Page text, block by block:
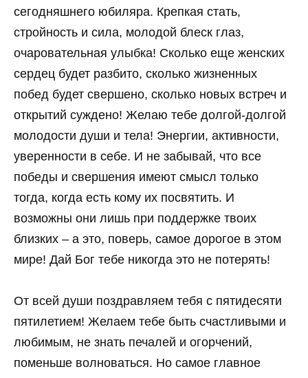
сегодняшнего юбиляра. Крепкая стать,
стройность и сила, молодой блеск глаз,
очаровательная улыбка! Сколько еще женских
сердец будет разбито, сколько жизненных
побед будет свершено, сколько новых встреч и
открытий суждено! Желаю тебе долгой-долгой
молодости души и тела! Энергии, активности,
уверенности в себе. И не забывай, что все
победы и свершения имеют смысл только
тогда, когда есть кому их посвятить. И
возможны они лишь при поддержке твоих
близких – а это, поверь, самое дорогое в этом
мире! Дай Бог тебе никогда это не потерять!
От всей души поздравляем тебя с пятидесяти
пятилетием! Желаем тебе быть счастливыми и
любимым, не знать печалей и огорчений,
поменьше волноваться. Но самое главное